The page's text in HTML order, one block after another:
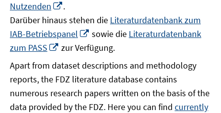
Nutzenden
neuem
Fenster
öffnen
.
Darüber hinaus stehen die Literaturdatenbank zum
IAB-Betriebspanel
In
neuem
Fenster
öffnen
sowie die Literaturdatenbank
zum PASS
In
Fenster
öffnen
zur Verfügung.
Apart from dataset descriptions and methodology
reports, the FDZ literature database contains
numerous research papers written on the basis of the
data provided by the FDZ. Here you can find currently